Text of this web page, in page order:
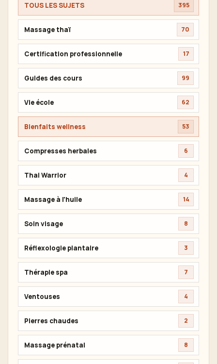
TOUS LES SUJETS 395
Massage thaï 70
Certification professionnelle 17
Guides des cours 99
Vie école 62
Bienfaits wellness 53
Compresses herbales 6
Thai Warrior 4
Massage à l'huile 14
Soin visage 8
Réflexologie plantaire 3
Thérapie spa 7
Ventouses 4
Pierres chaudes 2
Massage prénatal 8